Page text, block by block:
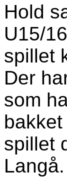
Hold
U15/
spillet
Der
som
spillet
Langå.